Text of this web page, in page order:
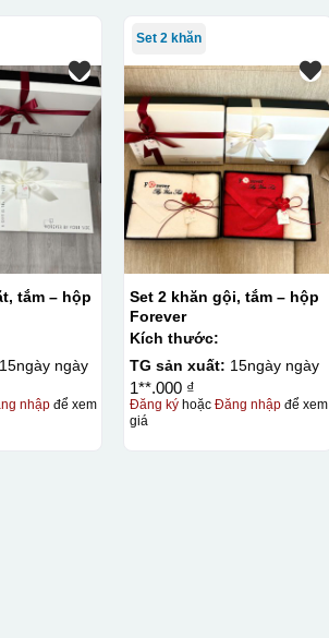
tắm – hộp
15ngày ngày
nhậpđể xem
Set 2 khăn
Set 2 khăn gội, tắm – hộp
Forever
Kích thước:
TG sản xuất: 15ngày ngày
1**.000 ₫
Đăng ký hoặcĐăng nhập để xem
giá